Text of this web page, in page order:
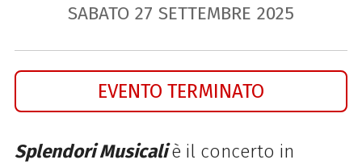
SABATO 27 SETTEMBRE 2025
EVENTO TERMINATO
Splendori Musicaliè il concerto in